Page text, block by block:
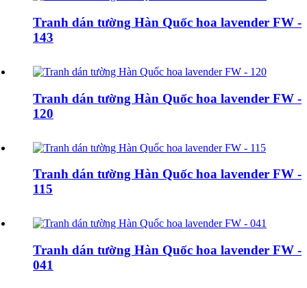
Tranh dán tường Hàn Quốc hoa lavender FW -
143
Tranh dán tường Hàn Quốc hoa lavender FW -
120
Tranh dán tường Hàn Quốc hoa lavender FW -
115
Tranh dán tường Hàn Quốc hoa lavender FW -
041